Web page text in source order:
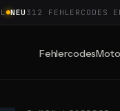
312 FEHLERCODES
Fehlercodes